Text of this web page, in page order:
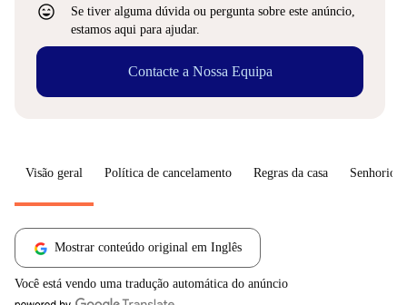
sentiment_very_satisfied
Se tiver alguma dúvida ou pergunta sobre este anúncio,
estamos aqui para ajudar.
Contacte a Nossa Equipa
Visão geral Política de cancelamento Regras da casa Senhorio
Mostrar conteúdo original em Inglês
Você está vendo uma tradução automática do anúncio